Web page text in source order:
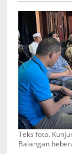
Teks foto.
Balangan